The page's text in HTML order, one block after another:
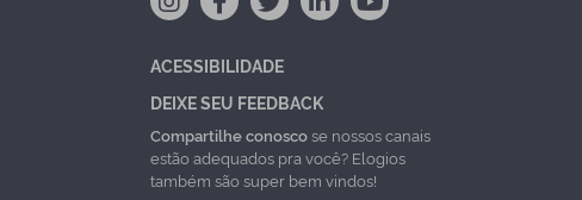
ACESSIBILIDADE
DEIXE SEU FEEDBACK
Compartilhe conoscose nossos canais
estão adequados pra você? Elogios
também são super bem vindos!